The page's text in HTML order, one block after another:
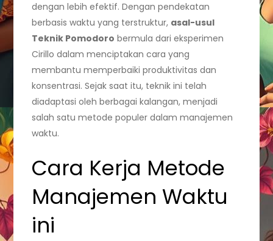
dengan lebih efektif. Dengan pendekatan
berbasis waktu yang terstruktur, asal-usul
Teknik Pomodoro bermula dari eksperimen
Cirillo dalam menciptakan cara yang
membantu memperbaiki produktivitas dan
konsentrasi. Sejak saat itu, teknik ini telah
diadaptasi oleh berbagai kalangan, menjadi
salah satu metode populer dalam manajemen
waktu.
Cara Kerja Metode
Manajemen Waktu
ini